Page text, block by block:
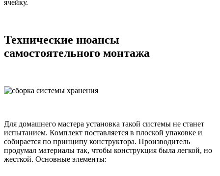
ячейку.
Технические нюансы
самостоятельного монтажа
Для домашнего мастера установка такой системы не станет
испытанием. Комплект поставляется в плоской упаковке и
собирается по принципу конструктора. Производитель
продумал материалы так, чтобы конструкция была легкой, но
жесткой. Основные элементы: